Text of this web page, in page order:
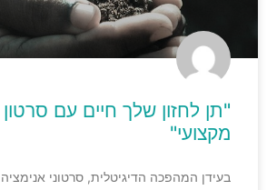
"תן לחזון שלך חיים עם סרטון
מקצועי"
בעידן המהפכה הדיגיטלית, סרטוני